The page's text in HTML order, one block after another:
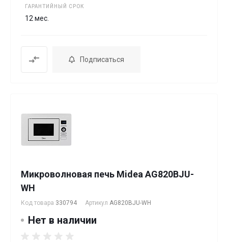
ГАРАНТИЙНЫЙ СРОК
12 мес.
Подписаться
Микроволновая печь Midea AG820BJU-
WH
Код товара 330794 Артикул AG820BJU-WH
Нет в наличии